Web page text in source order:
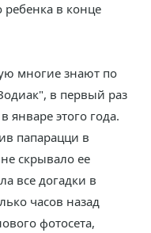
ребенка в конце
многие знают по
в первый раз
январе этого года.
папарацци в
скрывало ее
все догадки в
часов назад
фотосета,